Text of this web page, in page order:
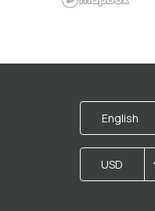
English
USD